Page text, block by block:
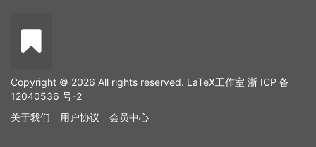
Copyright © 2026 All rights reserved. LaTeX工作室 浙 ICP 备
12040536 号-2
关于我们
用户协议 会员中心